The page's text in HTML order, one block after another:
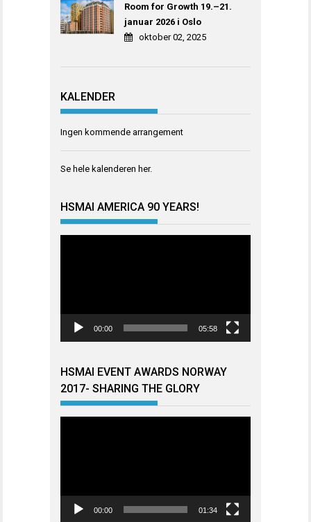
Room for Growth 19.–21.
januar 2026 i Oslo
oktober 02, 2025
KALENDER
Ingen kommende arrangement
Se hele kalenderen her.
HSMAI AMERICA 90 YEARS!
00:00 05:58
HSMAI EVENT AWARDS NORWAY
2017- SHARING THE GLORY
00:00 01:34